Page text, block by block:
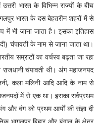
भारत के विभिन्न राज्यों के बीच
भारत के दस बेहतरीन शहरों में से
भी जाना जाता है। इसका इतिहास
चंपावती के नाम से जाना जाता था।
सम्राटों का वर्चस्‍व बढ़ता जा रहा
चंपावती थी। अंग महाजनपद
कला मलिनी आदि आदि के नाम से
में से एक था। इसका सर्वप्रथम
और वंग को प्रथम आर्यों की संज्ञा दी